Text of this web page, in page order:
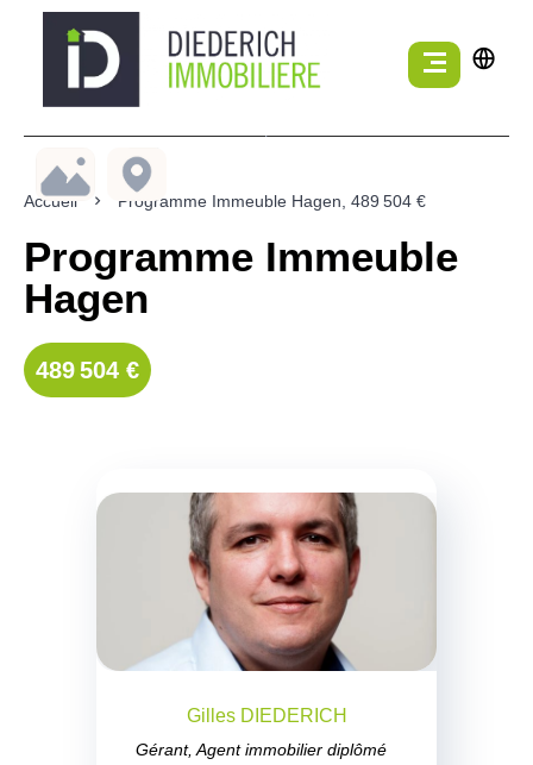
Accueil Programme Immeuble Hagen, 489 504 €
Programme Immeuble
Hagen
489 504 €
Gilles DIEDERICH
Gérant, Agent immobilier diplômé